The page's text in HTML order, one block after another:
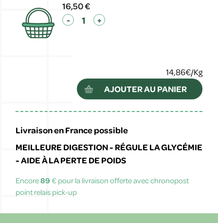
16,50 €
- +
14,86€/Kg
AJOUTER AU PANIER
Livraison en France possible
MEILLEURE DIGESTION - RÉGULE LA GLYCÉMIE
- AIDE À LA PERTE DE POIDS
Encore89 € pour la livraison offerte avec chronopost
point relais pick-up